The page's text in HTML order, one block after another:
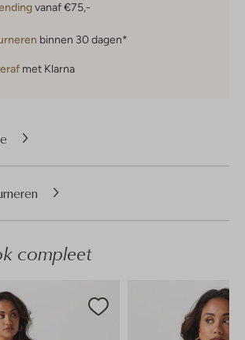
vanaf €75,-
binnen 30 dagen*
met Klarna
compleet